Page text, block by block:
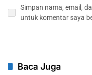
Simpan nama, email,
untuk komentar saya
Baca Juga